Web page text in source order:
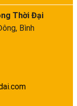
Thời Đại
Bình